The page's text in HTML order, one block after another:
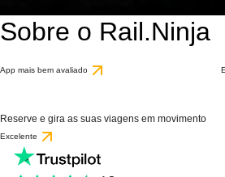
Sobre o Rail.Ninja
App mais bem avaliado
Reserve e gira as suas viagens em movimento
Excelente